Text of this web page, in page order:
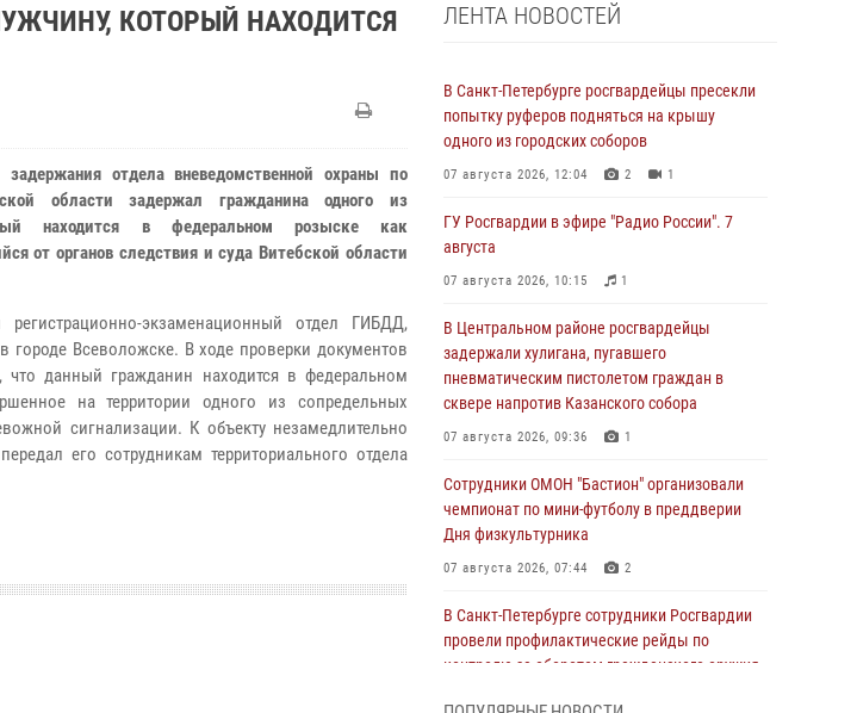
КОТОРЫЙ НАХОДИТСЯ
отдела вневедомственной охраны по
области задержал гражданина одного из
находится в федеральном розыске как
от органов следствия и суда Витебской области
экзаменационный отдел ГИБДД,
Всеволожске. В ходе проверки документов
данный гражданин находится в федеральном
на территории одного из сопредельных
сигнализации. К объекту незамедлительно
его сотрудникам территориального отдела
ЛЕНТА НОВОСТЕЙ
В Санкт-Петербурге росгвардейцы пресекли
попытку руферов подняться на крышу
одного из городских соборов
07 августа 2026, 12:04 2 1
ГУ Росгвардии в эфире "Радио России". 7
августа
07 августа 2026, 10:15 1
В Центральном районе росгвардейцы
задержали хулигана, пугавшего
пневматическим пистолетом граждан в
сквере напротив Казанского собора
07 августа 2026, 09:36 1
Сотрудники ОМОН "Бастион" организовали
чемпионат по мини-футболу в преддверии
Дня физкультурника
07 августа 2026, 07:44 2
В Санкт-Петербурге сотрудники Росгвардии
провели профилактические рейды по
контролю за оборотом гражданского оружия